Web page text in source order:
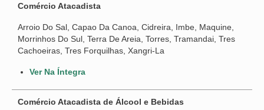
Seus direitos
Jurídico
Subsedes
Comércio Atacadista
Arroio Do Sal, Capao Da Canoa, Cidreira, Imbe, Maquine,
Morrinhos Do Sul, Terra De Areia, Torres, Tramandai, Tres
Cachoeiras, Tres Forquilhas, Xangri-La
Ver Na Íntegra
Comércio Atacadista de Álcool e Bebidas